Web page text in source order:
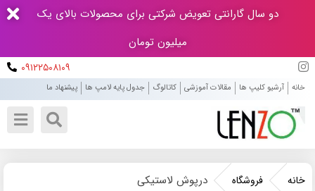
دو سال گارانتی تعویض شرکتی برای محصولات بالای یک
میلیون تومان
۰۹۱۲۲۵۰۸۱۰۹
خانه آرشیو کلیپ ها مقالات آموزشی کاتالوگ جدول پایه لامپ ها پیشنهاد ما
خانه فروشگاه درپوش لاستیکی